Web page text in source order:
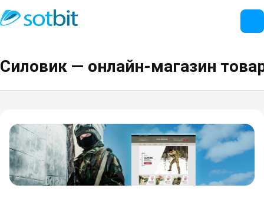
Силовик — онлайн-магазин